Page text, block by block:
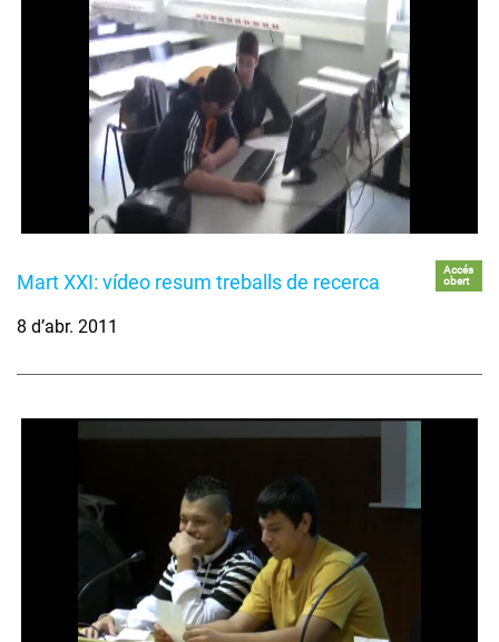
Mart XXI: vídeo resum treballs de recerca
Accés
obert
8 d’abr. 2011